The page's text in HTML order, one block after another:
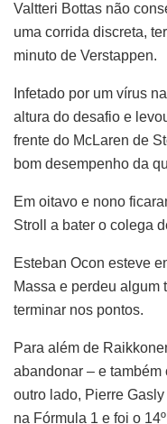
Valtteri Bottas não
uma corrida discreta,
minuto de Verstappen.
Infetado por um vírus
altura do desafio e
frente do McLaren de
bom desempenho da
Em oitavo e nono
Stroll a bater o colega
Esteban Ocon esteve
Massa e perdeu algum
terminar nos pontos.
Para além de
abandonar – e também
outro lado, Pierre
na Fórmula 1 e foi o